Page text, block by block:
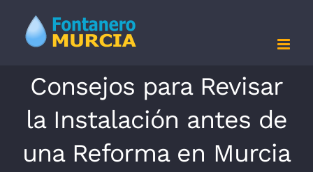
contenido
Consejos para Revisar
la Instalación antes de
una Reforma en Murcia